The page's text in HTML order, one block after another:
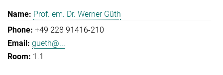
Prof. em. Dr. Werner Güth
+49 228 91416-210
gueth@...
1.1